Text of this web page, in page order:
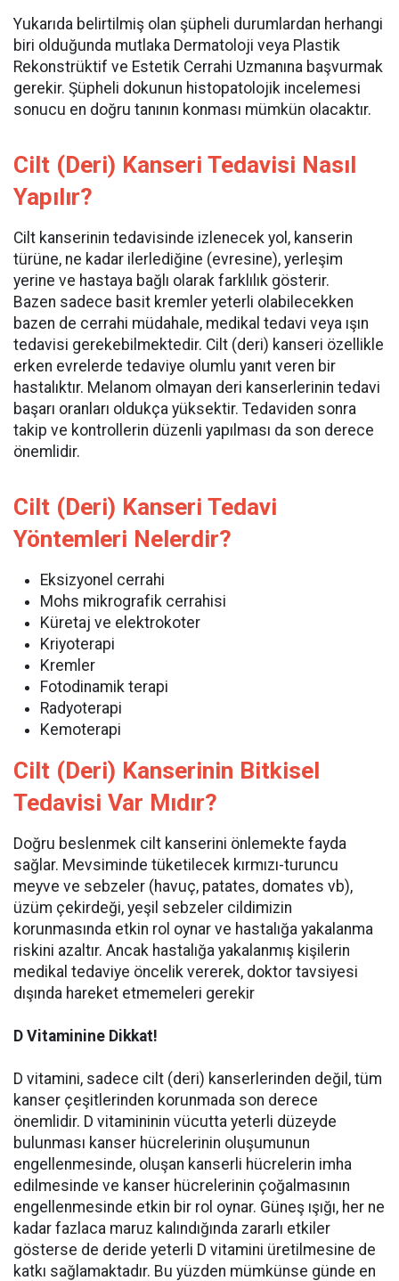
Yukarıda belirtilmiş olan şüpheli durumlardan herhangi
biri olduğunda mutlaka Dermatoloji veya Plastik
Rekonstrüktif ve Estetik Cerrahi Uzmanına başvurmak
gerekir. Şüpheli dokunun histopatolojik incelemesi
sonucu en doğru tanının konması mümkün olacaktır.
Cilt (Deri) Kanseri Tedavisi Nasıl
Yapılır?
Cilt kanserinin tedavisinde izlenecek yol, kanserin
türüne, ne kadar ilerlediğine (evresine), yerleşim
yerine ve hastaya bağlı olarak farklılık gösterir.
Bazen sadece basit kremler yeterli olabilecekken
bazen de cerrahi müdahale, medikal tedavi veya ışın
tedavisi gerekebilmektedir. Cilt (deri) kanseri özellikle
erken evrelerde tedaviye olumlu yanıt veren bir
hastalıktır. Melanom olmayan deri kanserlerinin tedavi
başarı oranları oldukça yüksektir. Tedaviden sonra
takip ve kontrollerin düzenli yapılması da son derece
önemlidir.
Cilt (Deri) Kanseri Tedavi
Yöntemleri Nelerdir?
Eksizyonel cerrahi
Mohs mikrografik cerrahisi
Küretaj ve elektrokoter
Kriyoterapi
Kremler
Fotodinamik terapi
Radyoterapi
Kemoterapi
Cilt (Deri) Kanserinin Bitkisel
Tedavisi Var Mıdır?
Doğru beslenmek cilt kanserini önlemekte fayda
sağlar. Mevsiminde tüketilecek kırmızı-turuncu
meyve ve sebzeler (havuç, patates, domates vb),
üzüm çekirdeği, yeşil sebzeler cildimizin
korunmasında etkin rol oynar ve hastalığa yakalanma
riskini azaltır. Ancak hastalığa yakalanmış kişilerin
medikal tedaviye öncelik vererek, doktor tavsiyesi
dışında hareket etmemeleri gerekir
D Vitaminine Dikkat!
D vitamini, sadece cilt (deri) kanserlerinden değil, tüm
kanser çeşitlerinden korunmada son derece
önemlidir. D vitamininin vücutta yeterli düzeyde
bulunması kanser hücrelerinin oluşumunun
engellenmesinde, oluşan kanserli hücrelerin imha
edilmesinde ve kanser hücrelerinin çoğalmasının
engellenmesinde etkin bir rol oynar. Güneş ışığı, her ne
kadar fazlaca maruz kalındığında zararlı etkiler
gösterse de deride yeterli D vitamini üretilmesine de
katkı sağlamaktadır. Bu yüzden mümkünse günde en